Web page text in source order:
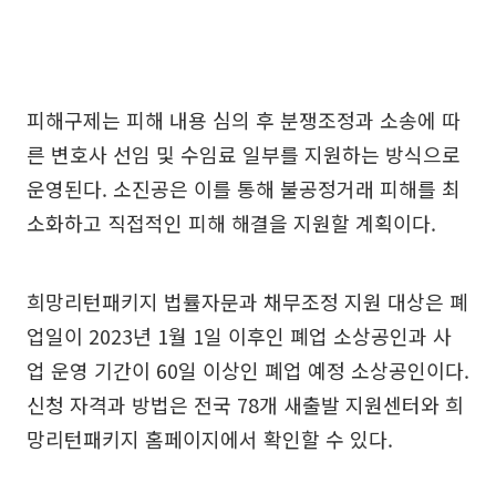
피해구제는 피해 내용 심의 후 분쟁조정과 소송에 따
른 변호사 선임 및 수임료 일부를 지원하는 방식으로
운영된다. 소진공은 이를 통해 불공정거래 피해를 최
소화하고 직접적인 피해 해결을 지원할 계획이다.
희망리턴패키지 법률자문과 채무조정 지원 대상은 폐
업일이 2023년 1월 1일 이후인 폐업 소상공인과 사
업 운영 기간이 60일 이상인 폐업 예정 소상공인이다.
신청 자격과 방법은 전국 78개 새출발 지원센터와 희
망리턴패키지 홈페이지에서 확인할 수 있다.